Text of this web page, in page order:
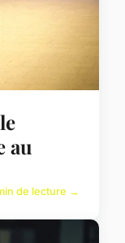
au
de lecture →